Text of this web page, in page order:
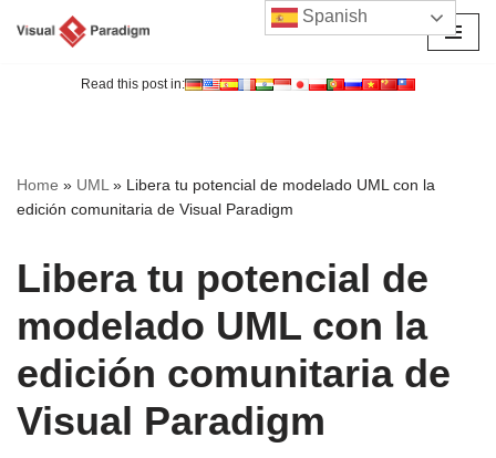
Read this post in:
Home » UML» Libera tu potencial de modelado UML con la
edición comunitaria de Visual Paradigm
Libera tu potencial de
modelado UML con la
edición comunitaria de
Visual Paradigm
Spanish